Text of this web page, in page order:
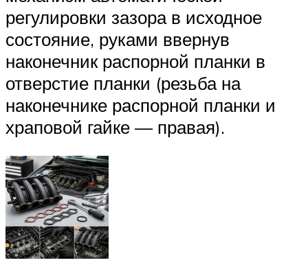
регулировки зазора в исходное
состояние, руками ввернув
наконечник распорной планки в
отверстие планки (резьба на
наконечнике распорной планки и
храповой гайке — правая).